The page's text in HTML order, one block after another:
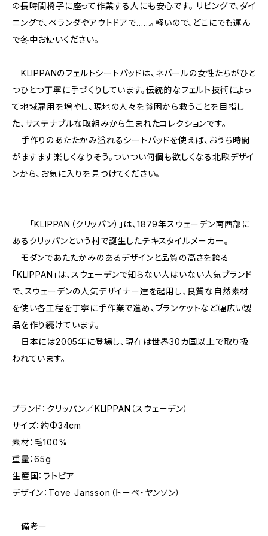
の長時間椅子に座って作業する人にも安心です。 リビングで、ダイ
ニングで、ベランダやアウトドアで……。軽いので、どこにでも運ん
で冬中お使いください。
KLIPPANのフェルトシートパッドは、ネパールの女性たちがひと
つひとつ丁寧に手づくりしています。伝統的なフェルト技術によっ
て地域雇用を増やし、現地の人々を貧困から救うことを目指し
た、サステナブルな取組みから生まれたコレクションです。
手作りのあたたかみ溢れるシートパッドを使えば、おうち時間
がますます楽しくなりそう。ついつい何個も欲しくなる北欧デザイ
ンから、お気に入りを見つけてください。
「KLIPPAN（クリッパン）」は、1879年スウェーデン南西部に
あるクリッパンという村で誕生したテキスタイルメーカー。
モダンであたたかみのあるデザインと品質の高さを誇る
「KLIPPAN」は、スウェーデンで知らない人はいない人気ブランド
で、スウェーデンの人気デザイナー達を起用し、良質な自然素材
を使い各工程を丁寧に手作業で進め、ブランケットなど幅広い製
品を作り続けています。
日本には2005年に登場し、現在は世界30カ国以上で取り扱
われています。
ブランド：クリッパン／KLIPPAN（スウェーデン）
サイズ：約Φ34cm
素材：毛100%
重量：65g
生産国：ラトビア
デザイン：Tove Jansson（トーベ・ヤンソン）
―備考ー